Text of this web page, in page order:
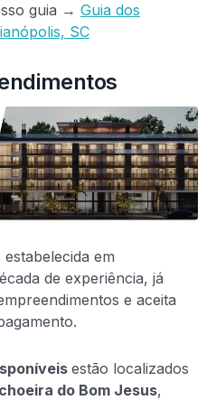
guia → Guia dos
SC
em
de experiência, já
e aceita
estão localizados
do Bom Jesus,